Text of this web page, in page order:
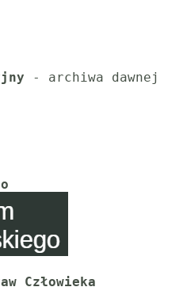
- archiwa dawnej
Człowieka